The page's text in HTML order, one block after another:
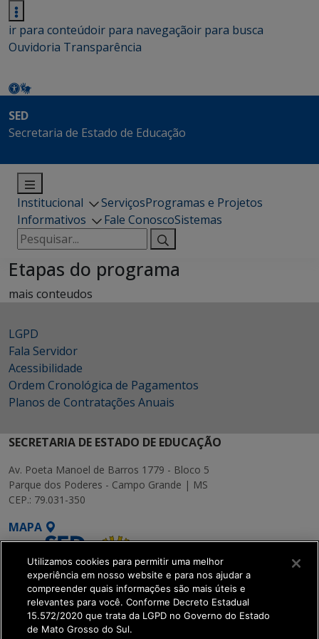
ir para conteúdoir para navegaçãoir para busca
Ouvidoria Transparência
SED
Secretaria de Estado de Educação
Institucional ServiçosProgramas e Projetos
Informativos
Fale ConoscoSistemas
Pesquisar
por:
Etapas do programa
mais conteudos
LGPD
Fala Servidor
Acessibilidade
Ordem Cronológica de Pagamentos
Planos de Contratações Anuais
SECRETARIA DE ESTADO DE EDUCAÇÃO
Av. Poeta Manoel de Barros 1779 - Bloco 5
Parque dos Poderes - Campo Grande | MS
CEP.: 79.031-350
MAPA
SETDIG | Secretaria-
Utilizamos cookies para permitir uma melhor
experiência em nosso website e para nos ajudar a
compreender quais informações são mais úteis e
relevantes para você. Conforme Decreto Estadual
15.572/2020 que trata da LGPD no Governo do Estado
de Mato Grosso do Sul.